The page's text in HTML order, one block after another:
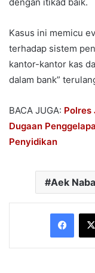
dengan itikad baik.
Kasus ini memicu
terhadap sistem
kantor-kantor kas
dalam bank”
BACA JUGA: Polres
Dugaan
Penyidikan
Aek